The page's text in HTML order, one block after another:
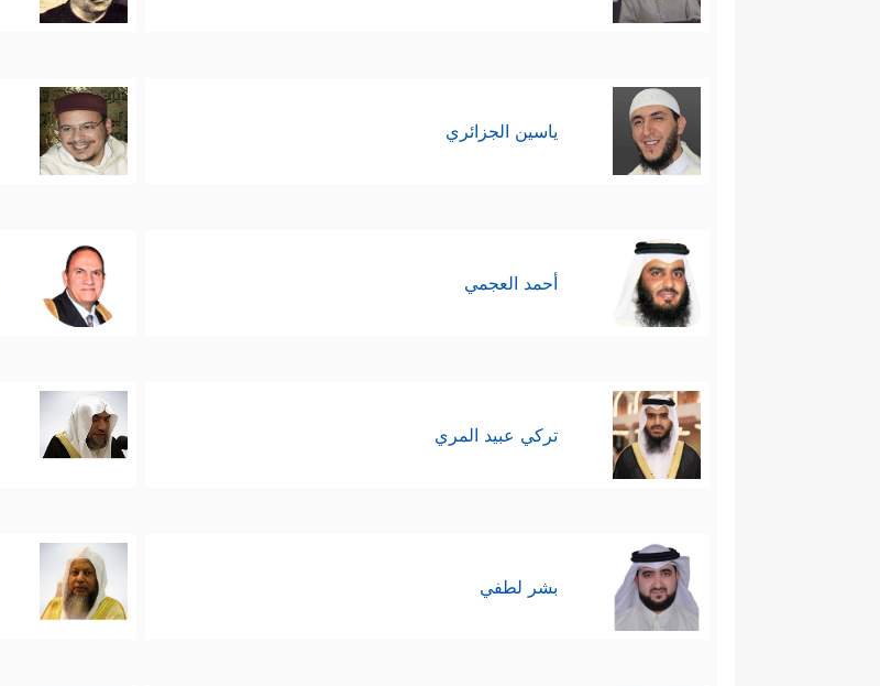
ياسين الجزائري
أحمد العجمي
تركي عبيد المري
بشر لطفي